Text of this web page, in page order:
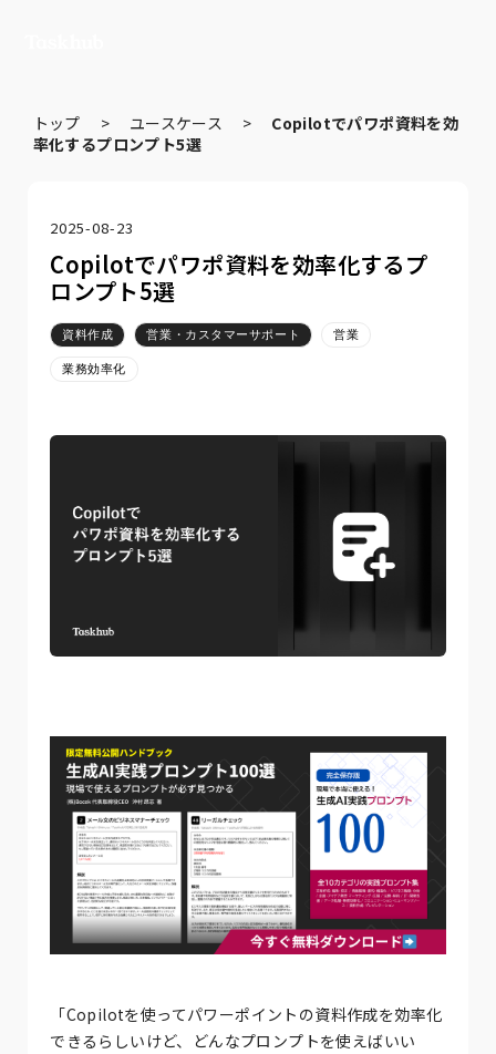
トップ > ユースケース > Copilotでパワポ資料を効
率化するプロンプト5選
2025-08-23
Copilotでパワポ資料を効率化するプ
ロンプト5選
資料作成 営業・カスタマーサポート 営業
業務効率化
「Copilotを使ってパワーポイントの資料作成を効率化
できるらしいけど、どんなプロンプトを使えばいい